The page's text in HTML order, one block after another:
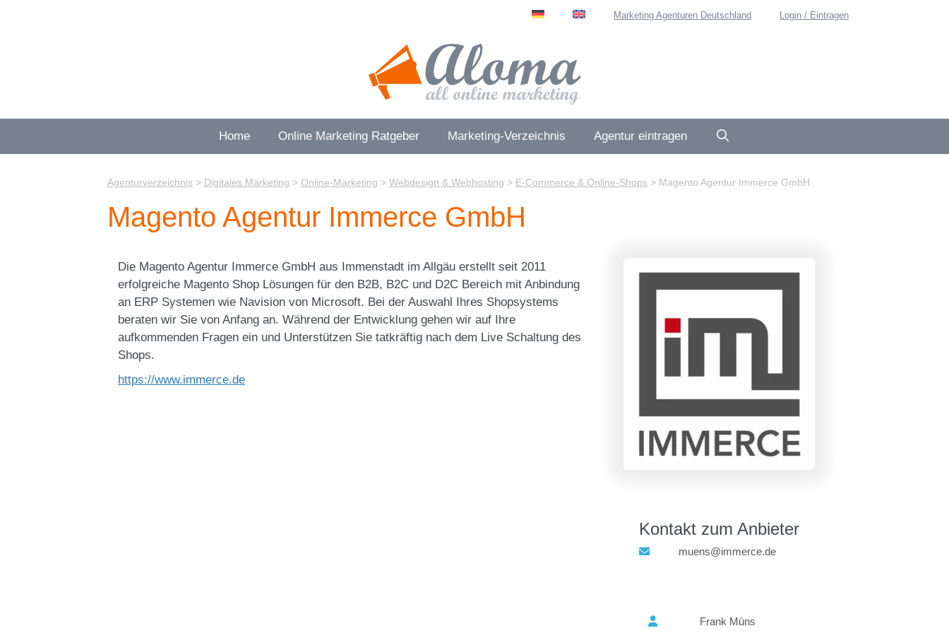
Marketing Agenturen Deutschland Login / Eintragen
Home Online Marketing Ratgeber Marketing-Verzeichnis Agentur eintragen
Agenturverzeichnis > Digitales Marketing > Online-Marketing > Webdesign & Webhosting > E-Commerce & Online-Shops > Magento Agentur Immerce GmbH
Magento Agentur Immerce GmbH
Die Magento Agentur Immerce GmbH aus Immenstadt im Allgäu erstellt seit 2011
erfolgreiche Magento Shop Lösungen für den B2B, B2C und D2C Bereich mit Anbindung
an ERP Systemen wie Navision von Microsoft. Bei der Auswahl Ihres Shopsystems
beraten wir Sie von Anfang an. Während der Entwicklung gehen wir auf Ihre
aufkommenden Fragen ein und Unterstützen Sie tatkräftig nach dem Live Schaltung des
Shops.
https://www.immerce.de
Kontakt zum Anbieter
muens@immerce.de
Frank Müns